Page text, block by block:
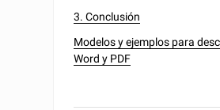
3. Conclusión
Modelos y ejemplos para
Word y PDF